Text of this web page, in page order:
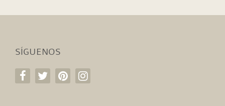
SÍGUENOS